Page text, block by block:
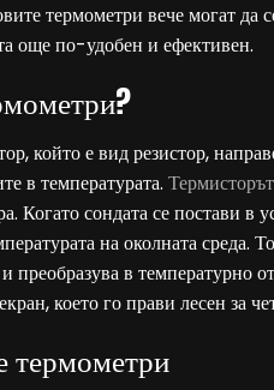
термометри вече могат да
още по-удобен и ефективен.
който е вид резистор,
в температурата.
Когато сондата се постави в
на околната среда.
преобразува в температурно
което го прави лесен за
термометри